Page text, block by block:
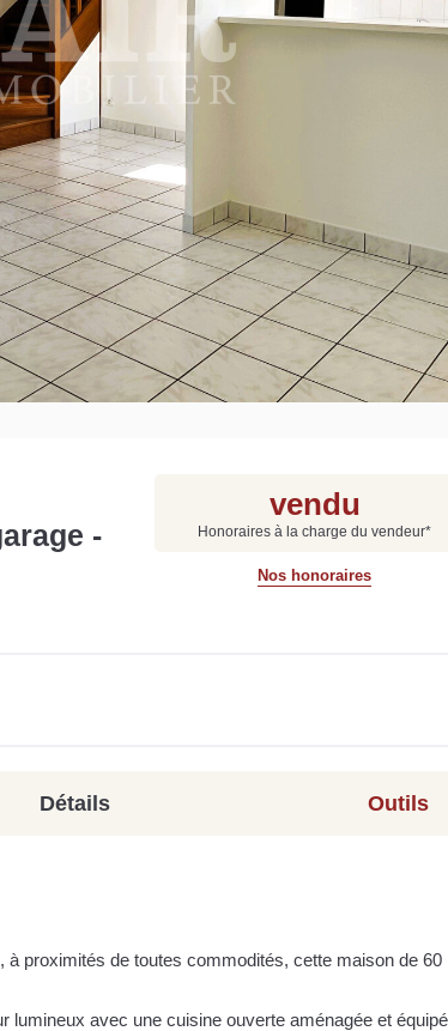
-
vendu
Honoraires à la charge du vendeur*
Nos honoraires
Détails Outils
proximités de toutes commodités, cette maison de 60
avec une cuisine ouverte aménagée et